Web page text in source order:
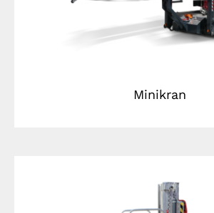
Minikran